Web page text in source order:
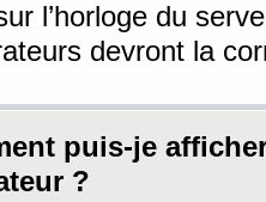
l’horloge du
devront la
puis-je
?